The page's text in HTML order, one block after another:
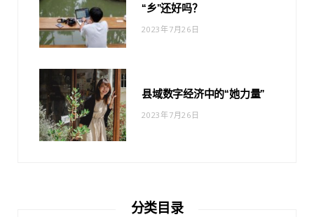
“乡”还好吗？
2023年7月26日
县域数字经济中的“她力量”
2023年7月26日
分类目录